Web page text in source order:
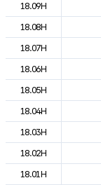
18.09H
18.08H
18.07H
18.06H
18.05H
18.04H
18.03H
18.02H
18.01H